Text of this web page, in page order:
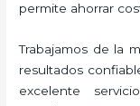
permite ahorrar
Trabajamos de la
resultados
excelente